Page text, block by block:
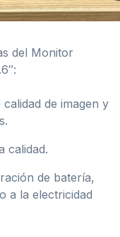
del Monitor
de imagen y
calidad.
de batería,
a la electricidad